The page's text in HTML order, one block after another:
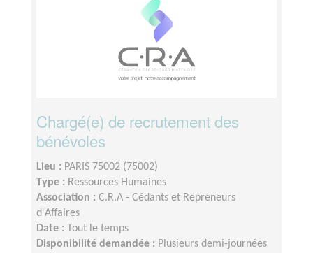
Chargé(e) de recrutement des
bénévoles
Lieu : PARIS 75002 (75002)
Type : Ressources Humaines
Association : C.R.A - Cédants et Repreneurs
d'Affaires
Date :
Tout le temps
Disponibilité demandée : Plusieurs demi-journées